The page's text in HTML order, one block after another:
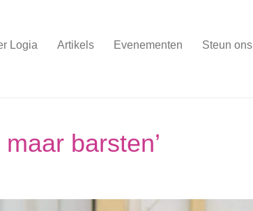
Logia Artikels Evenementen Steun ons
barsten’